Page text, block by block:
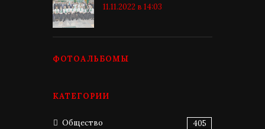
11.11.2022 в 14:03
ФОТОАЛЬБОМЫ
КАТЕГОРИИ
Общество 405